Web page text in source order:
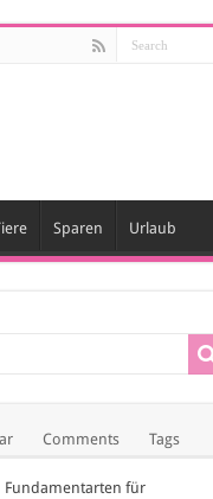
Sparen Urlaub
Comments Tags
Fundamentarten für